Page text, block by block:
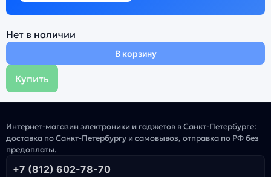
Нет в наличии
В корзину
Купить
Интернет-магазин электроники и гаджетов в Санкт-Петербурге:
доставка по Санкт-Петербургу и самовывоз, отправка по РФ без
предоплаты.
+7 (812) 602-78-70